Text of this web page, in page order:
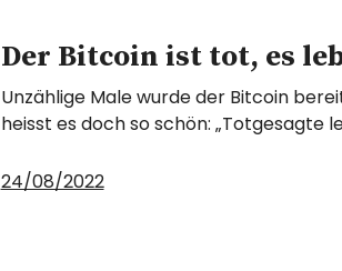
Der Bitcoin ist tot, es
Unzählige Male wurde der Bitcoin
heisst es doch so schön: „Totgesagte
24/08/2022